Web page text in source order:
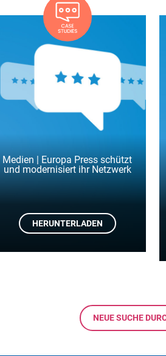
Medien | Europa Press schützt
und modernisiert ihr Netzwerk
HERUNTERLADEN
NEUE SUCHE